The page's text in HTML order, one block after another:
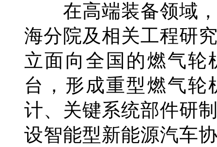
在高端装备领域，
海分院及相关工程研
立面向全国的燃气轮
台，形成重型燃气轮
计、关键系统部件研
设智能型新能源汽车